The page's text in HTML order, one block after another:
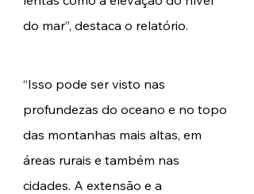
do mar”, destaca o relatório.
“Isso pode ser visto nas
profundezas do oceano e no topo
das montanhas mais altas, em
áreas rurais e também nas
cidades. A extensão e a